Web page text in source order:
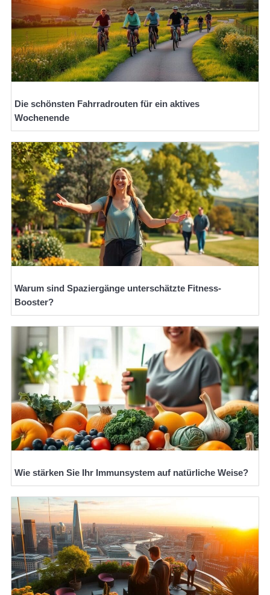
Die schönsten Fahrradrouten für ein aktives
Wochenende
Warum sind Spaziergänge unterschätzte Fitness-
Booster?
Wie stärken Sie Ihr Immunsystem auf natürliche Weise?